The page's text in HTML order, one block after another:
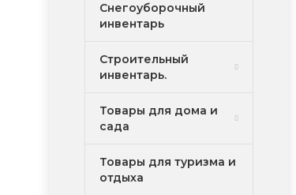
Снегоуборочный
инвентарь
Строительный
инвентарь.
Товары для дома и
сада
Товары для туризма и
отдыха